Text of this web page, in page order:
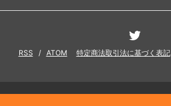
RSS / ATOM 特定商法取引法に基づく表記